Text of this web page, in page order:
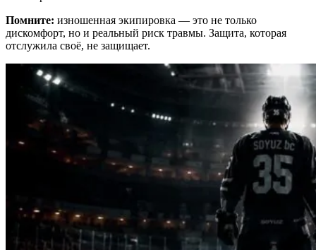
Помните: изношенная экипировка — это не только
дискомфорт, но и реальный риск травмы. Защита, которая
отслужила своё, не защищает.